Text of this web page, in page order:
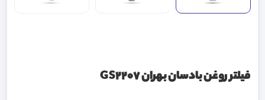
فیلتر روغن بادسان بهران GS2207